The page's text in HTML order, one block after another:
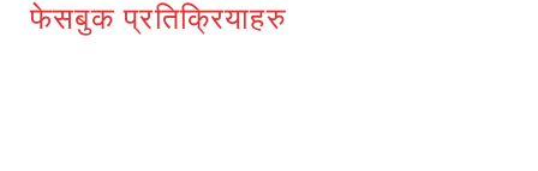
फेसबुक प्रतिक्रियाहरु